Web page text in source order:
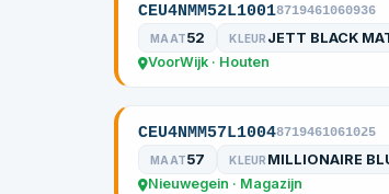
CEU4NMM52L10018719461060936
MAAT52 KLEUR JETT BLACK
VoorWijk · Houten
CEU4NMM57L10048719461061025
MAAT57 KLEUR MILLIONAIRE
Nieuwegein · Magazijn